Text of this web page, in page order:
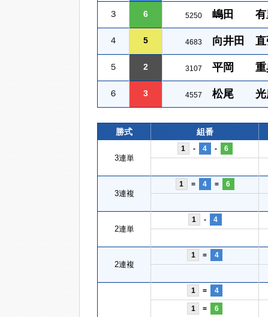
３ 6 5250 嶋田 有
４ 5 4683 向井田 直
５ 2 3107 平岡 重
６ 3 4557 松尾 光
勝式 組番
3連単
1 - 4 - 6
3連複
1 = 4 = 6
2連単
1 - 4
2連複
1 = 4
1 = 4
1 = 6